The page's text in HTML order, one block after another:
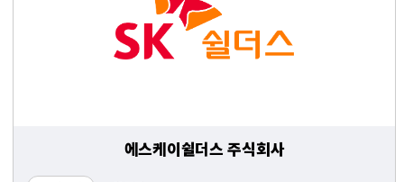
에스케이쉴더스 주식회사